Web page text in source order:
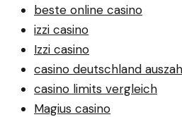
beste online casino
izzi casino
Izzi casino
casino deutschland
casino limits vergleich
Magius casino